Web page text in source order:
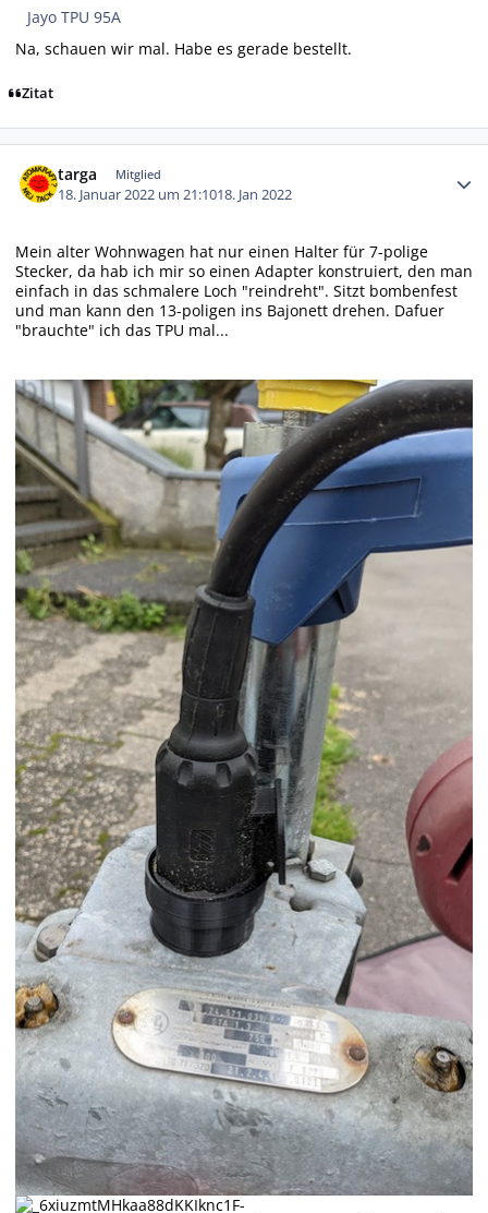
Jayo TPU 95A
Na, schauen wir mal. Habe es gerade bestellt.
Zitat
targa Mitglied
18. Januar 2022 um 21:1018. Jan 2022
Mein alter Wohnwagen hat nur einen Halter für 7-polige
Stecker, da hab ich mir so einen Adapter konstruiert, den man
einfach in das schmalere Loch "reindreht". Sitzt bombenfest
und man kann den 13-poligen ins Bajonett drehen. Dafuer
"brauchte" ich das TPU mal...